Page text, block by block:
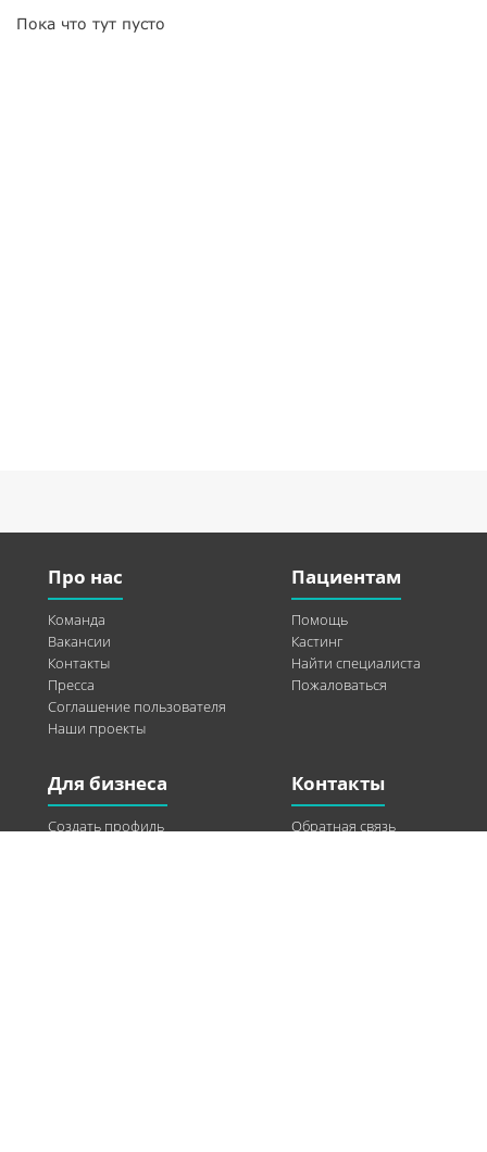
Пока что тут пусто
Про нас
Команда
Вакансии
Контакты
Пресса
Соглашение пользователя
Наши проекты
Пациентам
Помощь
Кастинг
Найти специалиста
Пожаловаться
Для бизнеса
Создать профиль
Контакты
Обратная связь